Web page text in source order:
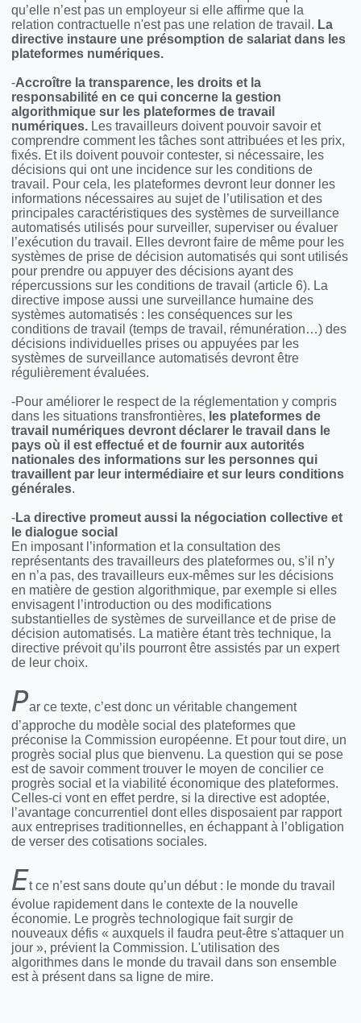
qu’elle n’est pas un employeur si elle affirme que la
relation contractuelle n'est pas une relation de travail. La
directive instaure une présomption de salariat dans les
plateformes numériques.
-Accroître la transparence, les droits et la
responsabilité en ce qui concerne la gestion
algorithmique sur les plateformes de travail
numériques. Les travailleurs doivent pouvoir savoir et
comprendre comment les tâches sont attribuées et les prix,
fixés. Et ils doivent pouvoir contester, si nécessaire, les
décisions qui ont une incidence sur les conditions de
travail. Pour cela, les plateformes devront leur donner les
informations nécessaires au sujet de l’utilisation et des
principales caractéristiques des systèmes de surveillance
automatisés utilisés pour surveiller, superviser ou évaluer
l’exécution du travail. Elles devront faire de même pour les
systèmes de prise de décision automatisés qui sont utilisés
pour prendre ou appuyer des décisions ayant des
répercussions sur les conditions de travail (article 6). La
directive impose aussi une surveillance humaine des
systèmes automatisés : les conséquences sur les
conditions de travail (temps de travail, rémunération…) des
décisions individuelles prises ou appuyées par les
systèmes de surveillance automatisés devront être
régulièrement évaluées.
-Pour améliorer le respect de la réglementation y compris
dans les situations transfrontières, les plateformes de
travail numériques devront déclarer le travail dans le
pays où il est effectué et de fournir aux autorités
nationales des informations sur les personnes qui
travaillent par leur intermédiaire et sur leurs conditions
générales.
-La directive promeut aussi la négociation collective et
le dialogue social
En imposant l’information et la consultation des
représentants des travailleurs des plateformes ou, s’il n’y
en n’a pas, des travailleurs eux-mêmes sur les décisions
en matière de gestion algorithmique, par exemple si elles
envisagent l’introduction ou des modifications
substantielles de systèmes de surveillance et de prise de
décision automatisés. La matière étant très technique, la
directive prévoit qu’ils pourront être assistés par un expert
de leur choix.
Par ce texte, c’est donc un véritable changement
d’approche du modèle social des plateformes que
préconise la Commission européenne. Et pour tout dire, un
progrès social plus que bienvenu. La question qui se pose
est de savoir comment trouver le moyen de concilier ce
progrès social et la viabilité économique des plateformes.
Celles-ci vont en effet perdre, si la directive est adoptée,
l’avantage concurrentiel dont elles disposaient par rapport
aux entreprises traditionnelles, en échappant à l’obligation
de verser des cotisations sociales.
Et ce n’est sans doute qu’un début : le monde du travail
évolue rapidement dans le contexte de la nouvelle
économie. Le progrès technologique fait surgir de
nouveaux défis « auxquels il faudra peut-être s'attaquer un
jour », prévient la Commission. L'utilisation des
algorithmes dans le monde du travail dans son ensemble
est à présent dans sa ligne de mire.